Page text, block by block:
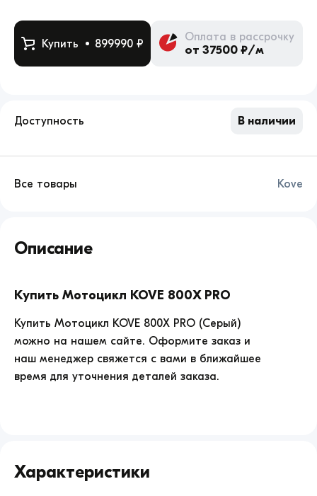
Купить 899990 ₽
Оплата в рассрочку
от 37500 ₽/м
Доступность В наличии
Все товары Kove
800X
899990.
Описание
Купить Мотоцикл KOVE 800X PRO
Купить Мотоцикл KOVE 800X PRO (Серый)
можно на нашем сайте. Оформите заказ и
наш менеджер свяжется с вами в ближайшее
время для уточнения деталей заказа.
Характеристики